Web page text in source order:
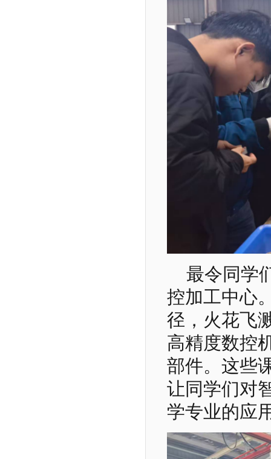
最令同学
控加工中心
径，火花飞
高精度数控
部件。这些
让同学们对
学专业的应